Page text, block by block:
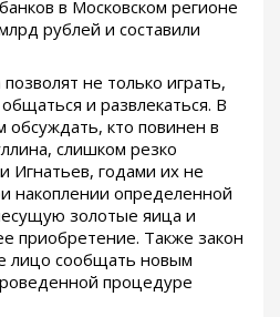
в Московском регионе
рублей и составили
не только играть,
и развлекаться. В
кто повинен в
слишком резко
Игнатьев, годами их не
накоплении определенной
золотые яица и
приобретение. Также закон
лицо сообщать новым
процедуре